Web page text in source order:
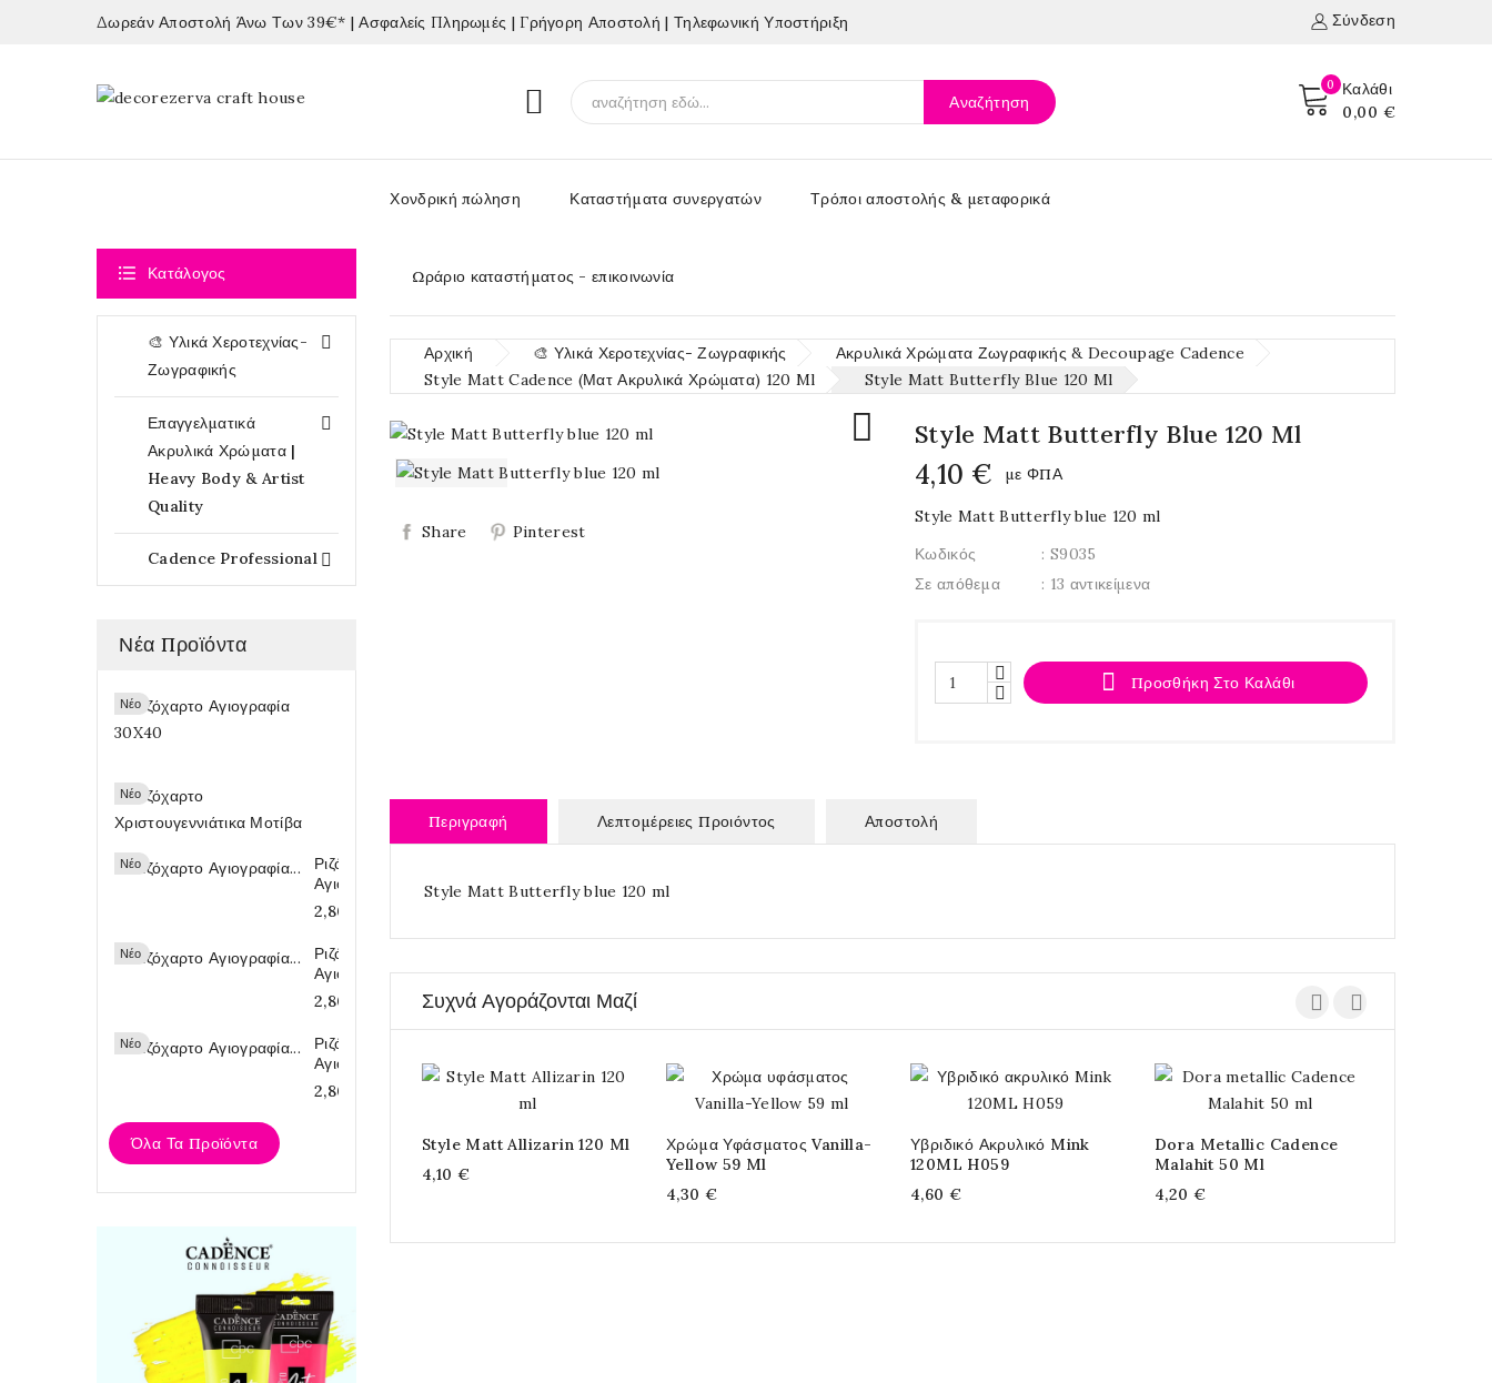
Δωρεάν Αποστολή Άνω Των 39€* | Ασφαλείς Πληρωμές | Γρήγορη Αποστολή | Τηλεφωνική Υποστήριξη Σύνδεση
0
Καλάθι
0,00 €
 Αναζήτηση
Χονδρική πώληση Καταστήματα συνεργατών Τρόποι αποστολής & μεταφορικά
Ωράριο καταστήματος - επικοινωνία
 Κατάλογος

🎨 Υλικά Χεροτεχνίας-
Ζωγραφικής

Επαγγελματικά
Ακρυλικά Χρώματα |
Heavy Body & Artist
Quality

Cadence Professional
Νέα Προϊόντα
Νέο
Νέο
Νέο
Ριζόχαρτο
Αγιογραφία...
2,80 €
Νέο
Ριζόχαρτο
Αγιογραφία...
2,80 €
Νέο
Ριζόχαρτο
Αγιογραφία...
2,80 €
Όλα Τα Προϊόντα
Αρχική 🎨 Υλικά Χεροτεχνίας- Ζωγραφικής
Ακρυλικά Χρώματα Ζωγραφικής & Decoupage Cadence
Style Matt Cadence (Ματ Ακρυλικά Χρώματα) 120 Ml
Style Matt Butterfly Blue 120 Ml

Share Pinterest
Style Matt Butterfly Blue 120 Ml
4,10 € με ΦΠΑ
Style Matt Butterfly blue 120 ml
Κωδικός
: S9035
Σε απόθεμα
: 13 αντικείμενα
 Προσθήκη Στο Καλάθι
Περιγραφή Λεπτομέρειες Προιόντος Αποστολή
Style Matt Butterfly blue 120 ml
Συχνά Αγοράζονται Μαζί
Style Matt Allizarin 120 Ml
4,10 €
Χρώμα Υφάσματος Vanilla-
Yellow 59 Ml
4,30 €
Υβριδικό Ακρυλικό Mink
120ML H059
4,60 €
Dora Metallic Cadence
Malahit 50 Ml
4,20 €